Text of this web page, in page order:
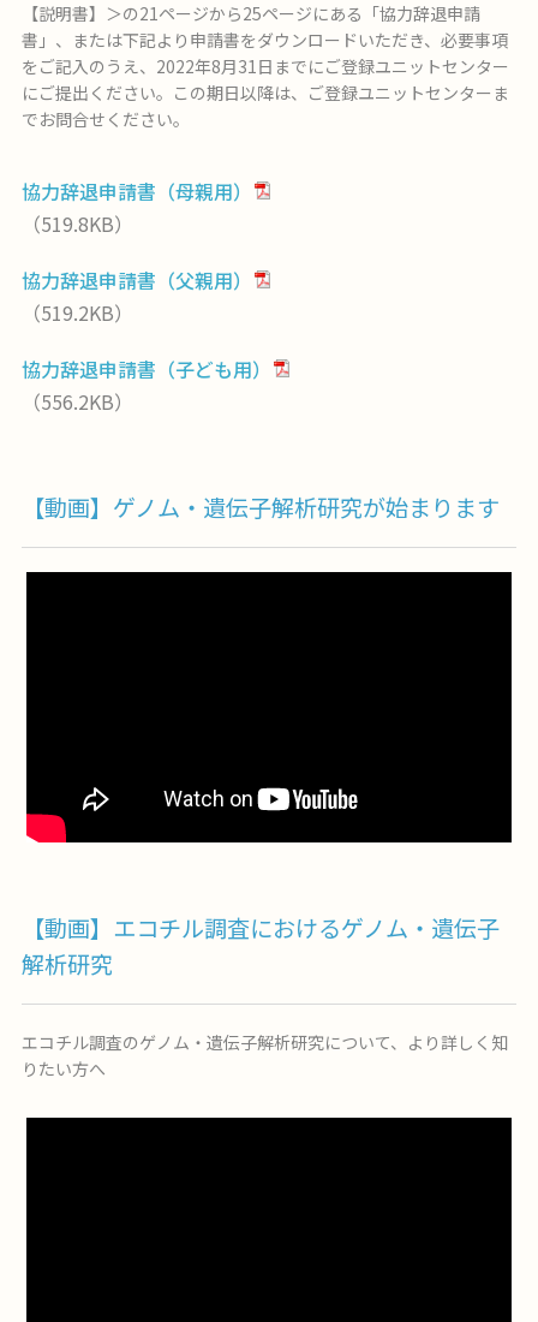
【説明書】＞の21ページから25ページにある「協力辞退申請
書」、または下記より申請書をダウンロードいただき、必要事項
をご記入のうえ、2022年8月31日までにご登録ユニットセンター
にご提出ください。この期日以降は、ご登録ユニットセンターま
でお問合せください。
協力辞退申請書（母親用）
（519.8KB）
協力辞退申請書（父親用）
（519.2KB）
協力辞退申請書（子ども用）
（556.2KB）
【動画】ゲノム・遺伝子解析研究が始まります
【動画】エコチル調査におけるゲノム・遺伝子
解析研究
エコチル調査のゲノム・遺伝子解析研究について、より詳しく知
りたい方へ